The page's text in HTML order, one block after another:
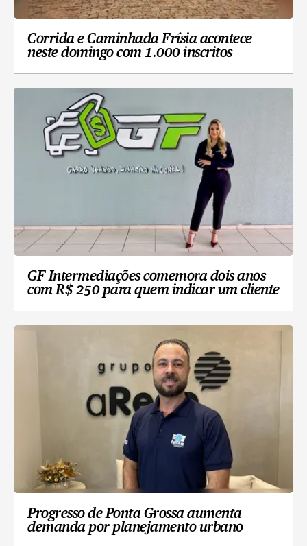
Corrida e Caminhada Frísia acontece
neste domingo com 1.000 inscritos
GF Intermediações comemora dois anos
com R$ 250 para quem indicar um cliente
Progresso de Ponta Grossa aumenta
demanda por planejamento urbano